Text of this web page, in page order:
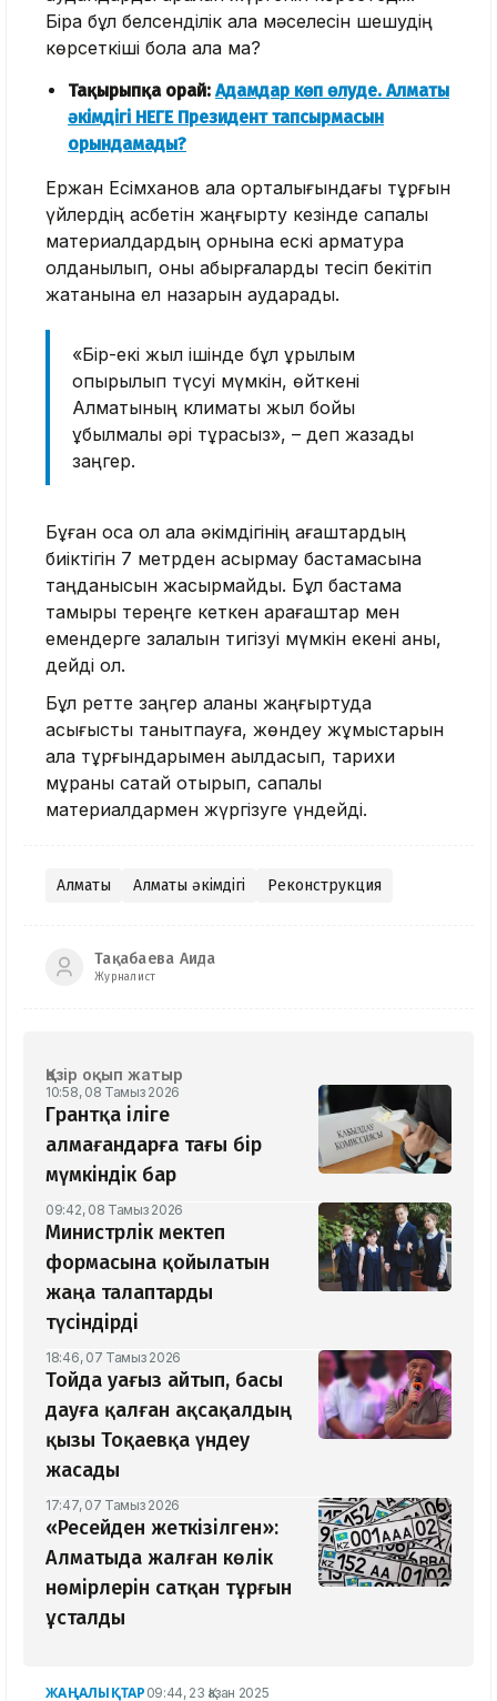
Бірақ бұл белсенділік қала мәселесін шешудің
көрсеткіші бола ала ма?
Тақырыпқа орай: Адамдар көп өлуде. Алматы
әкімдігі НЕГЕ Президент тапсырмасын
орындамады?
Ержан Есімханов қала орталығындағы тұрғын
үйлердің қасбетін жаңғырту кезінде сапалы
материалдардың орнына ескі арматура
қолданылып, оны қабырғаларды тесіп бекітіп
жатқанына ел назарын аударады.
«Бір-екі жыл ішінде бұл құрылым
опырылып түсуі мүмкін, өйткені
Алматының климаты жыл бойы
құбылмалы әрі тұрақсыз», – деп жазады
заңгер.
Бұған қоса ол қала әкімдігінің ағаштардың
биіктігін 7 метрден асырмау бастамасына
таңданысын жасырмайды. Бұл бастама
тамыры тереңге кеткен қарағаштар мен
емендерге залалын тигізуі мүмкін екені анық,
дейді ол.
Бұл ретте заңгер қаланы жаңғыртуда
асығыстық танытпауға, жөндеу жұмыстарын
қала тұрғындарымен ақылдасып, тарихи
мұраны сақтай отырып, сапалы
материалдармен жүргізуге үндейді.
Алматы Алматы әкімдігі Реконструкция
Тақабаева Аида
Журналист
Қазір оқып жатыр
10:58, 08 Тамыз 2026
Грантқа іліге
алмағандарға тағы бір
мүмкіндік бар
09:42, 08 Тамыз 2026
Министрлік мектеп
формасына қойылатын
жаңа талаптарды
түсіндірді
18:46, 07 Тамыз 2026
Тойда уағыз айтып, басы
дауға қалған ақсақалдың
қызы Тоқаевқа үндеу
жасады
17:47, 07 Тамыз 2026
«Ресейден жеткізілген»:
Алматыда жалған көлік
нөмірлерін сатқан тұрғын
ұсталды
ЖАҢАЛЫҚТАР 09:44, 23 Қазан 2025